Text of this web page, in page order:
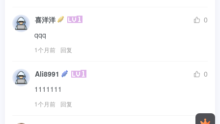
喜洋洋
0
qqq
1个月前 回复
Ali8991
0
1111111
1个月前 回复